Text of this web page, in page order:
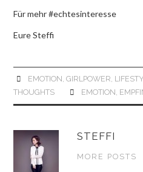
Für mehr #echtesinteresse
Eure Steffi
EMOTION GIRLPOWER
THOUGHTS
EMOTION
STEFFI
MORE POSTS